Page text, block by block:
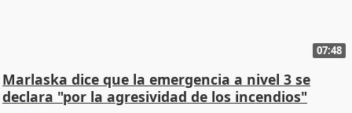
07:48
Marlaska dice que la emergencia a nivel 3 se
declara "por la agresividad de los incendios"